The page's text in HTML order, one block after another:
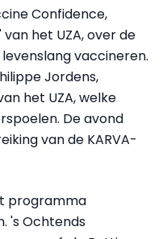
Confidence,
het UZA, over de
vaccineren.
Jordens,
het UZA, welke
De avond
van de KARVA-
programma
's Ochtends